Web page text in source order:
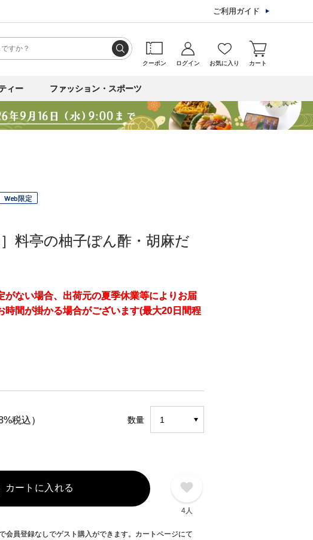
ご利用ガイド
クーポン ログイン お気に入り カート
ィー ファッション・スポーツ
Web限定
］料亭の柚子ぽん酢・胡麻だ
がない場合、出荷元の夏季休業等によりお届
時間が掛かる場合がございます(最大20日間程
税込） 数量
カートに入れる
4人
会員登録なしでゲスト購入ができます。カートページにて